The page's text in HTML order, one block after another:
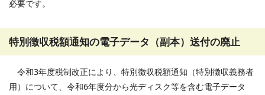
必要です。
特別徴収税額通知の電子データ（副本）送付の廃止
令和3年度税制改正により、特別徴収税額通知（特別徴収義務者
用）について、令和6年度分から光ディスク等を含む電子データ